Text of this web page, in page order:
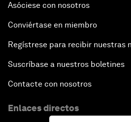
Asóciese con nosotros
Conviértase en miembro
Regístrese para recibir nuestras
Suscríbase a nuestros boletines
Contacte con nosotros
Enlaces directos